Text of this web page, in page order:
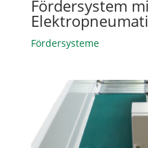
Fördersystem
Fördersysteme